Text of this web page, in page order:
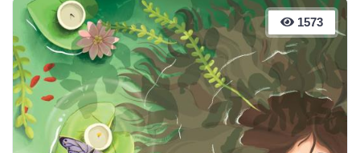
1573
1573